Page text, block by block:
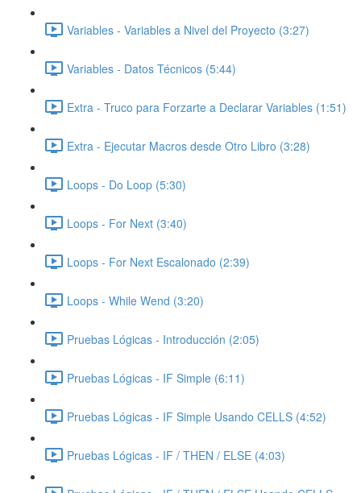
Variables - Variables a Nivel del Proyecto (3:27)
Variables - Datos Técnicos (5:44)
Extra - Truco para Forzarte a Declarar Variables (1:51)
Extra - Ejecutar Macros desde Otro Libro (3:28)
Loops - Do Loop (5:30)
Loops - For Next (3:40)
Loops - For Next Escalonado (2:39)
Loops - While Wend (3:20)
Pruebas Lógicas - Introducción (2:05)
Pruebas Lógicas - IF Simple (6:11)
Pruebas Lógicas - IF Simple Usando CELLS (4:52)
Pruebas Lógicas - IF / THEN / ELSE (4:03)